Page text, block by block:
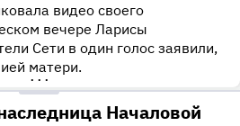
видео своего
вечере Ларисы
Сети в один голос заявили,
матери.
•••
Началовой